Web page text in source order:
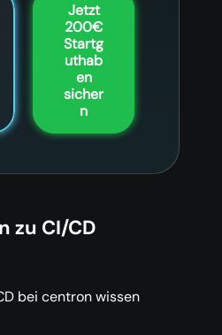
Jetzt
200€
Startg
uthab
en
sicher
n
zu CI/CD
bei centron wissen